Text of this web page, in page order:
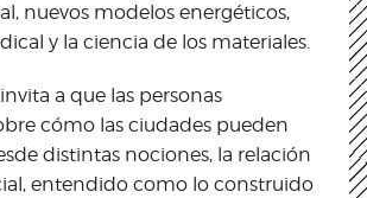
nuevos modelos energéticos,
y la ciencia de los materiales.
a que las personas
cómo las ciudades pueden
distintas nociones, la relación
entendido como lo construido